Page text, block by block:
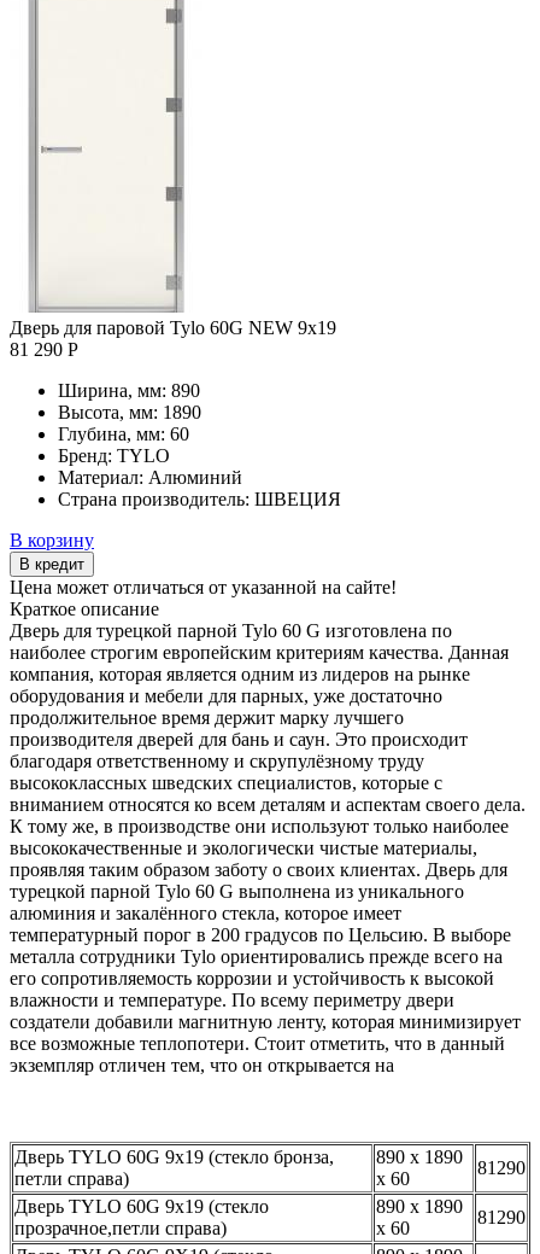
Дверь для паровой Tylo 60G NEW 9х19
81 290 Р
Ширина, мм: 890
Высота, мм: 1890
Глубина, мм: 60
Бренд: TYLO
Материал: Алюминий
Страна производитель: ШВЕЦИЯ
В корзину
В кредит
Цена может отличаться от указанной на сайте!
Краткое описание
Дверь для турецкой парной Tylo 60 G изготовлена по
наиболее строгим европейским критериям качества. Данная
компания, которая является одним из лидеров на рынке
оборудования и мебели для парных, уже достаточно
продолжительное время держит марку лучшего
производителя дверей для бань и саун. Это происходит
благодаря ответственному и скрупулёзному труду
высококлассных шведских специалистов, которые с
вниманием относятся ко всем деталям и аспектам своего дела.
К тому же, в производстве они используют только наиболее
высококачественные и экологически чистые материалы,
проявляя таким образом заботу о своих клиентах. Дверь для
турецкой парной Tylo 60 G выполнена из уникального
алюминия и закалённого стекла, которое имеет
температурный порог в 200 градусов по Цельсию. В выборе
металла сотрудники Tylo ориентировались прежде всего на
его сопротивляемость коррозии и устойчивость к высокой
влажности и температуре. По всему периметру двери
создатели добавили магнитную ленту, которая минимизирует
все возможные теплопотери. Стоит отметить, что в данный
экземпляр отличен тем, что он открывается на
Дверь TYLO 60G 9х19 (стекло бронза,
петли справа)
890 х 1890
х 60
81290
Дверь TYLO 60G 9х19 (стекло
прозрачное,петли справа)
890 х 1890
х 60
81290